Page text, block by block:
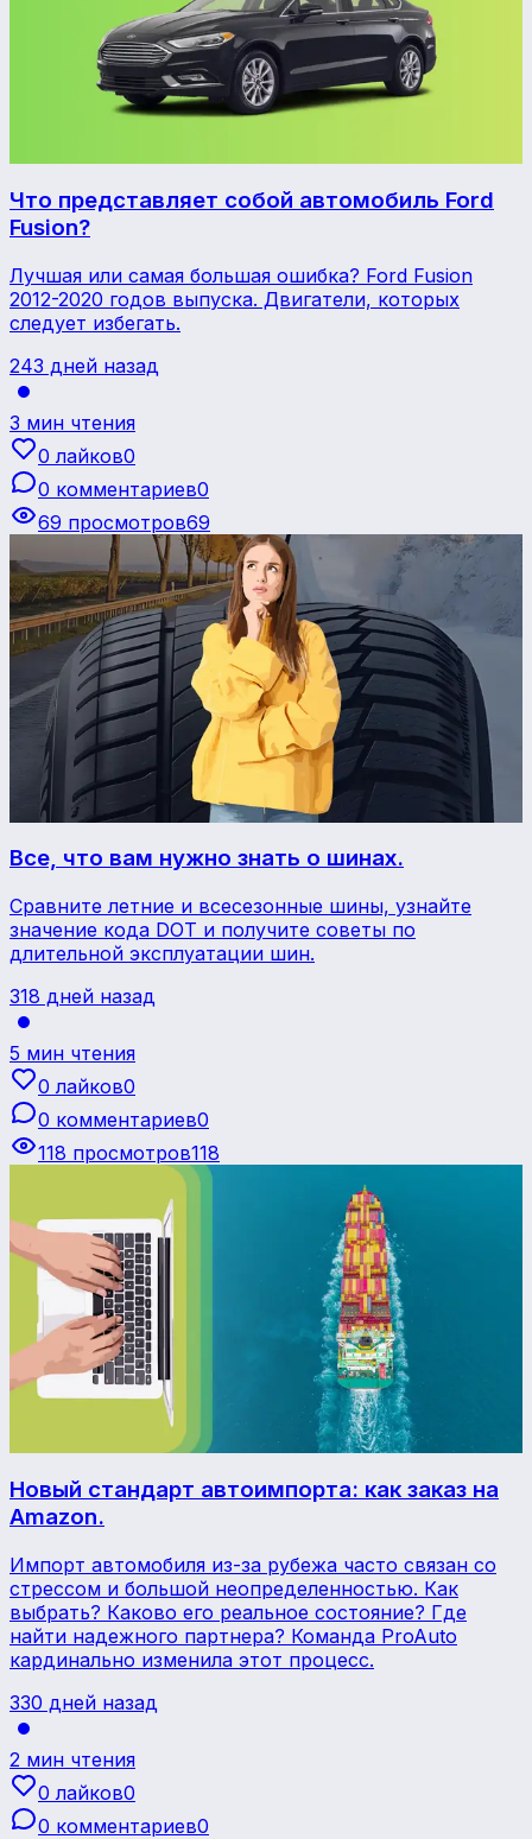
Что представляет собой автомобиль Ford
Fusion?
Лучшая или самая большая ошибка? Ford Fusion
2012-2020 годов выпуска. Двигатели, которых
следует избегать.
243 дней назад
3 мин чтения
0 лайков0
0 комментариев0
69 просмотров69
Советы и руководства
Все, что вам нужно знать о шинах.
Сравните летние и всесезонные шины, узнайте
значение кода DOT и получите советы по
длительной эксплуатации шин.
318 дней назад
5 мин чтения
0 лайков0
0 комментариев0
118 просмотров118
Советы и руководства
Новый стандарт автоимпорта: как заказ на
Amazon.
Импорт автомобиля из-за рубежа часто связан со
стрессом и большой неопределенностью. Как
выбрать? Каково его реальное состояние? Где
найти надежного партнера? Команда ProAuto
кардинально изменила этот процесс.
330 дней назад
2 мин чтения
0 лайков0
0 комментариев0